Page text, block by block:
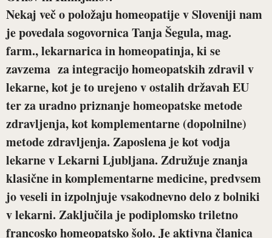
Nekaj več o položaju homeopatije v Sloveniji nam
je povedala sogovornicaTanja Šegula, mag.
farm., lekarnarica in homeopatinja,ki se
zavzema za integracijo homeopatskih zdravil v
lekarne, kot je to urejeno v ostalih državah EU
ter za uradno priznanje homeopatske metode
zdravljenja, kot komplementarne (dopolnilne)
metode zdravljenja. Zaposlena je kot vodja
lekarne v Lekarni Ljubljana. Združuje znanja
klasične in komplementarne medicine, predvsem
jo veseli in izpolnjuje vsakodnevno delo z bolniki
v lekarni. Zaključila je podiplomsko triletno
francosko homeopatsko šolo. Je aktivna članica